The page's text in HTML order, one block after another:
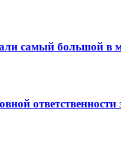
самый большой в